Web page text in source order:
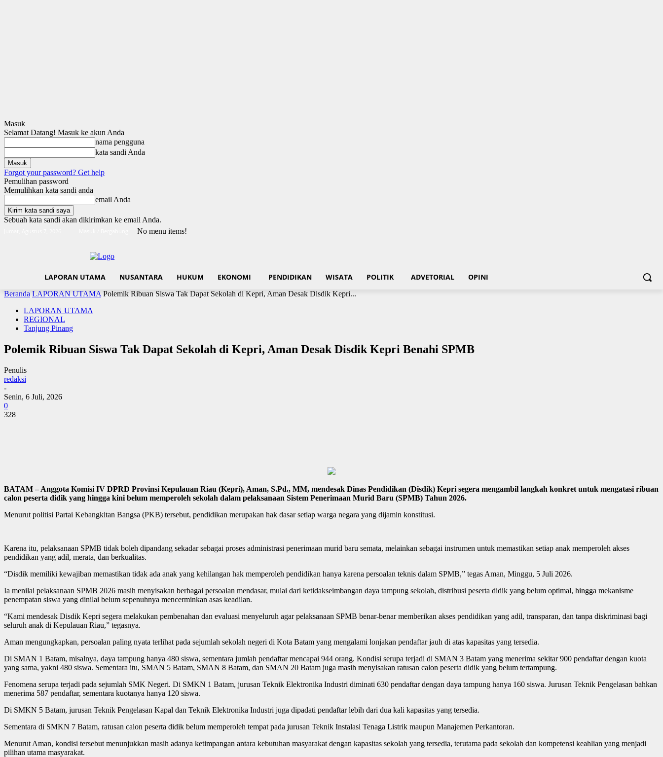
Masuk
Selamat Datang! Masuk ke akun Anda
nama pengguna
kata sandi Anda
Forgot your password? Get help
Pemulihan password
Memulihkan kata sandi anda
email Anda
Sebuah kata sandi akan dikirimkan ke email Anda.
No menu items!
LAPORAN UTAMA NUSANTARA HUKUM EKONOMI PENDIDIKAN WISATA POLITIK ADVETORIAL OPINI
Beranda LAPORAN UTAMA Polemik Ribuan Siswa Tak Dapat Sekolah di Kepri, Aman Desak Disdik Kepri...
LAPORAN UTAMA
REGIONAL
Tanjung Pinang
Polemik Ribuan Siswa Tak Dapat Sekolah di Kepri, Aman Desak Disdik Kepri Benahi SPMB
Penulis
redaksi
-
Senin, 6 Juli, 2026
0
328
BATAM – Anggota Komisi IV DPRD Provinsi Kepulauan Riau (Kepri), Aman, S.Pd., MM, mendesak Dinas Pendidikan (Disdik) Kepri segera mengambil langkah konkret untuk mengatasi ribuan
calon peserta didik yang hingga kini belum memperoleh sekolah dalam pelaksanaan Sistem Penerimaan Murid Baru (SPMB) Tahun 2026.
Menurut politisi Partai Kebangkitan Bangsa (PKB) tersebut, pendidikan merupakan hak dasar setiap warga negara yang dijamin konstitusi.
Karena itu, pelaksanaan SPMB tidak boleh dipandang sekadar sebagai proses administrasi penerimaan murid baru semata, melainkan sebagai instrumen untuk memastikan setiap anak memperoleh akses
pendidikan yang adil, merata, dan berkualitas.
“Disdik memiliki kewajiban memastikan tidak ada anak yang kehilangan hak memperoleh pendidikan hanya karena persoalan teknis dalam SPMB,” tegas Aman, Minggu, 5 Juli 2026.
Ia menilai pelaksanaan SPMB 2026 masih menyisakan berbagai persoalan mendasar, mulai dari ketidakseimbangan daya tampung sekolah, distribusi peserta didik yang belum optimal, hingga mekanisme
penempatan siswa yang dinilai belum sepenuhnya mencerminkan asas keadilan.
“Kami mendesak Disdik Kepri segera melakukan pembenahan dan evaluasi menyeluruh agar pelaksanaan SPMB benar-benar memberikan akses pendidikan yang adil, transparan, dan tanpa diskriminasi bagi
seluruh anak di Kepulauan Riau,” tegasnya.
Aman mengungkapkan, persoalan paling nyata terlihat pada sejumlah sekolah negeri di Kota Batam yang mengalami lonjakan pendaftar jauh di atas kapasitas yang tersedia.
Di SMAN 1 Batam, misalnya, daya tampung hanya 480 siswa, sementara jumlah pendaftar mencapai 944 orang. Kondisi serupa terjadi di SMAN 3 Batam yang menerima sekitar 900 pendaftar dengan kuota
yang sama, yakni 480 siswa. Sementara itu, SMAN 5 Batam, SMAN 8 Batam, dan SMAN 20 Batam juga masih menyisakan ratusan calon peserta didik yang belum tertampung.
Fenomena serupa terjadi pada sejumlah SMK Negeri. Di SMKN 1 Batam, jurusan Teknik Elektronika Industri diminati 630 pendaftar dengan daya tampung hanya 160 siswa. Jurusan Teknik Pengelasan bahkan
menerima 587 pendaftar, sementara kuotanya hanya 120 siswa.
Di SMKN 5 Batam, jurusan Teknik Pengelasan Kapal dan Teknik Elektronika Industri juga dipadati pendaftar lebih dari dua kali kapasitas yang tersedia.
Sementara di SMKN 7 Batam, ratusan calon peserta didik belum memperoleh tempat pada jurusan Teknik Instalasi Tenaga Listrik maupun Manajemen Perkantoran.
Menurut Aman, kondisi tersebut menunjukkan masih adanya ketimpangan antara kebutuhan masyarakat dengan kapasitas sekolah yang tersedia, terutama pada sekolah dan kompetensi keahlian yang menjadi
pilihan utama masyarakat.